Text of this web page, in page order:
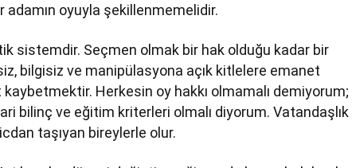
adamın oyuyla şekillenmemelidir.
sistemdir. Seçmen olmak bir hak olduğu kadar bir
bilgisiz ve manipülasyona açık kitlelere emanet
Herkesin oy hakkı olmamalı demiyorum;
bilinç ve eğitim kriterleri olmalı diyorum. Vatandaşlık
taşıyan bireylerle olur.